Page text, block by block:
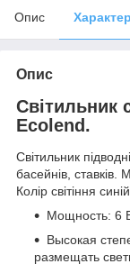
Опис
Опис
Світильник
Ecolend.
Світильник
басейнів, ставків.
Колір світіння
Мощность: 6
Высокая
размещать